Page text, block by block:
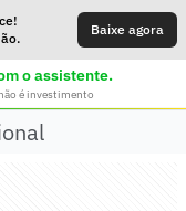
Baixe agora
o assistente.
é investimento